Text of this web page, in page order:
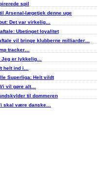
spil
Arsenal-lægetjek denne uge
Det var virkelig…
Ubetinget loyalitet
vil bringe klubberne milliarder…
tracker…
Jeg er lykkelig…
helt ind i…
Superliga: Helt vildt
vil gøre alt…
til dommeren
skal være danske…